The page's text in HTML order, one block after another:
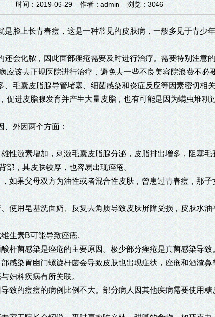
时间：2019-06-29 作者：admin 浏览：3046
是脸上长青春痘，这是一种常见的皮肤病，一般多见于青少
还会化脓，因此面部痤疮需要及时进行治疗。需要特别注意
应该去正规医院进行治疗，避免去一些不良美容院浪费不必
、毛囊皮脂腺导管堵塞、细菌感染和炎症反应等因素密切相
促进皮脂腺发育并产生大量皮脂，也有可能是因为螨虫堆积
、外因两个方面：
性激素增加，刺激毛囊皮脂腺分泌，皮脂排出增多，阻塞
部，其皮肤较厚，也容易出现痤疮。
如果父母双方为油性或者混合性皮肤，曾患过青春痘，那
使用皂基洗面奶、反复去角质导致皮肤屏障受损，皮肤水油
生素B可能导致痤疮。
杆菌感染是痤疮的主要原因。极少部分痤疮是真菌感染导致
部感染胃幽门螺旋杆菌会导致皮肤也出现症状，痤疮和酒渣鼻
妇科疾病有所关联。
致的痘痘的病例比例不大。部分病人因其他疾病需要使用糖